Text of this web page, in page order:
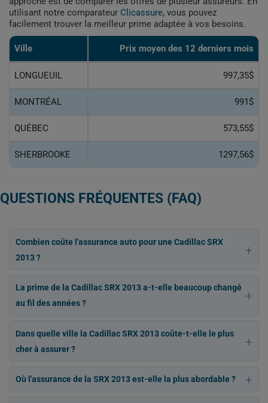
utilisant notre comparateur Clicassure, vous pouvez
facilement trouver la meilleur prime adaptée à vos besoins.
Ville Prix ​​moyen des 12 derniers mois
LONGUEUIL 997,35$
MONTRÉAL 991$
QUÉBEC 573,55$
SHERBROOKE 1297,56$
QUESTIONS FRÉQUENTES (FAQ)
Combien coûte l'assurance auto pour une Cadillac SRX
2013 ?
La prime de la Cadillac SRX 2013 a-t-elle beaucoup changé
au fil des années ?
Dans quelle ville la Cadillac SRX 2013 coûte-t-elle le plus
cher à assurer ?
Où l'assurance de la SRX 2013 est-elle la plus abordable ?